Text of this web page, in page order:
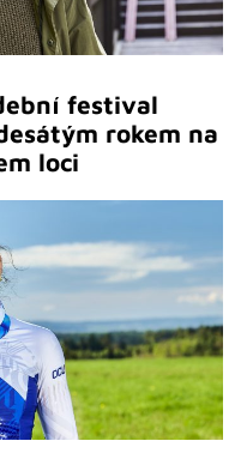
festival
rokem na
loci